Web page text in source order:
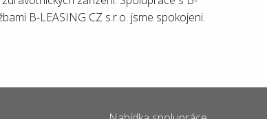
B-LEASING CZ s.r.o. jsme spokojeni.